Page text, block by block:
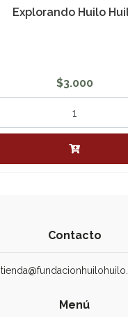
Explorando Huilo
$3.000
Contacto
Menú